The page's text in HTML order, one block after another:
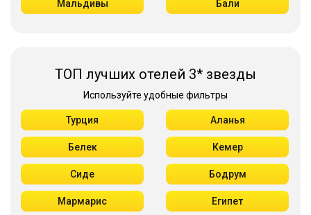
Мальдивы Бали
ТОП лучших отелей 3* звезды
Используйте удобные фильтры
Турция Аланья
Белек Кемер
Сиде Бодрум
Мармарис Египет